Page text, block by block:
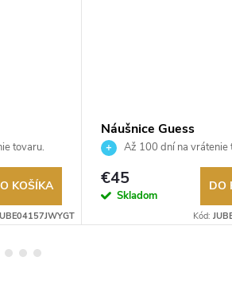
tovaru.
KOŠÍKA
Náušnice Guess
JUBE05021JWRHT
Až 100 dní na vrátenie
Autorizovaný predajca.
€45
Skladom
DO
Kód: